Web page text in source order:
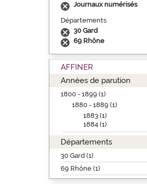
Journaux numérisés
Départements
30 Gard
69 Rhône
AFFINER
Années de parution
1800 - 1899 (1)
1880 - 1889 (1)
1883 (1)
1884 (1)
Départements
30 Gard (1)
69 Rhône (1)